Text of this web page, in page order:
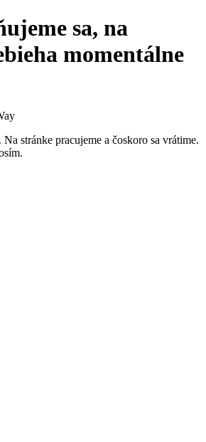
sa, na
momentálne
stránke pracujeme a čoskoro sa vrátime.